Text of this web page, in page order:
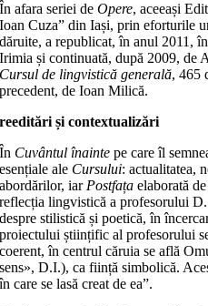
În afara seriei deOpere, aceeași
Ioan Cuza” din Iași, prin eforturile
dăruite, a republicat, în anul 2011,
Irimia și continuată, după 2009,
Cursul de lingvistică generală, 465
precedent, de Ioan Milică.
reeditări și contextualizări
În Cuvântul înainte pe care îl
esențiale ale Cursului: actualitatea,
abordărilor, iarPostfața elaborată
reflecția lingvistică a profesorului
despre stilistică și poetică, în
proiectului științific al profesorului
coerent, în centrul căruia se află
sens», D.I.), ca ființă simbolică.
în care se lasă creat de ea”.